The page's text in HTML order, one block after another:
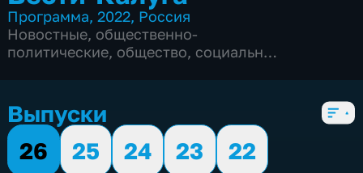
Программа,2022, Россия
Новостные, общественно-
политические, общество, социально-
Выпуски
26
25 24 23
22